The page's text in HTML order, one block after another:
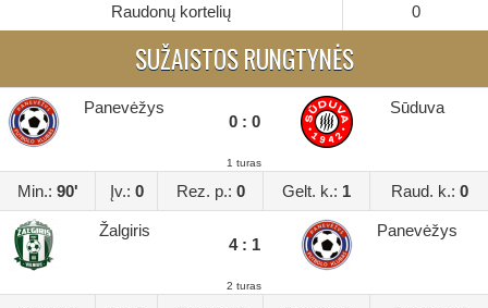
Raudonų kortelių 0
SUŽAISTOS RUNGTYNĖS
Panevėžys
0 : 0
Sūduva
1 turas
Min.: 90' Įv.: 0 Rez. p.: 0 Gelt. k.: 1 Raud. k.: 0
Žalgiris
4 : 1
Panevėžys
2 turas